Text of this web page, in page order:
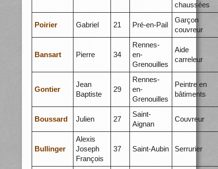
chaussées
Poirier Gabriel 21 Pré-en-Pail
Garçon
couvreur
Bansart Pierre 34
Rennes-
en-
Grenouilles
Aide
carreleur
Gontier
Jean
Baptiste
29
Rennes-
en-
Grenouilles
Peintre en
bâtiments
Boussard Julien 27
Saint-
Aignan
Couvreur
Bullinger
Alexis
Joseph
François
37 Saint-Aubin Serrurier